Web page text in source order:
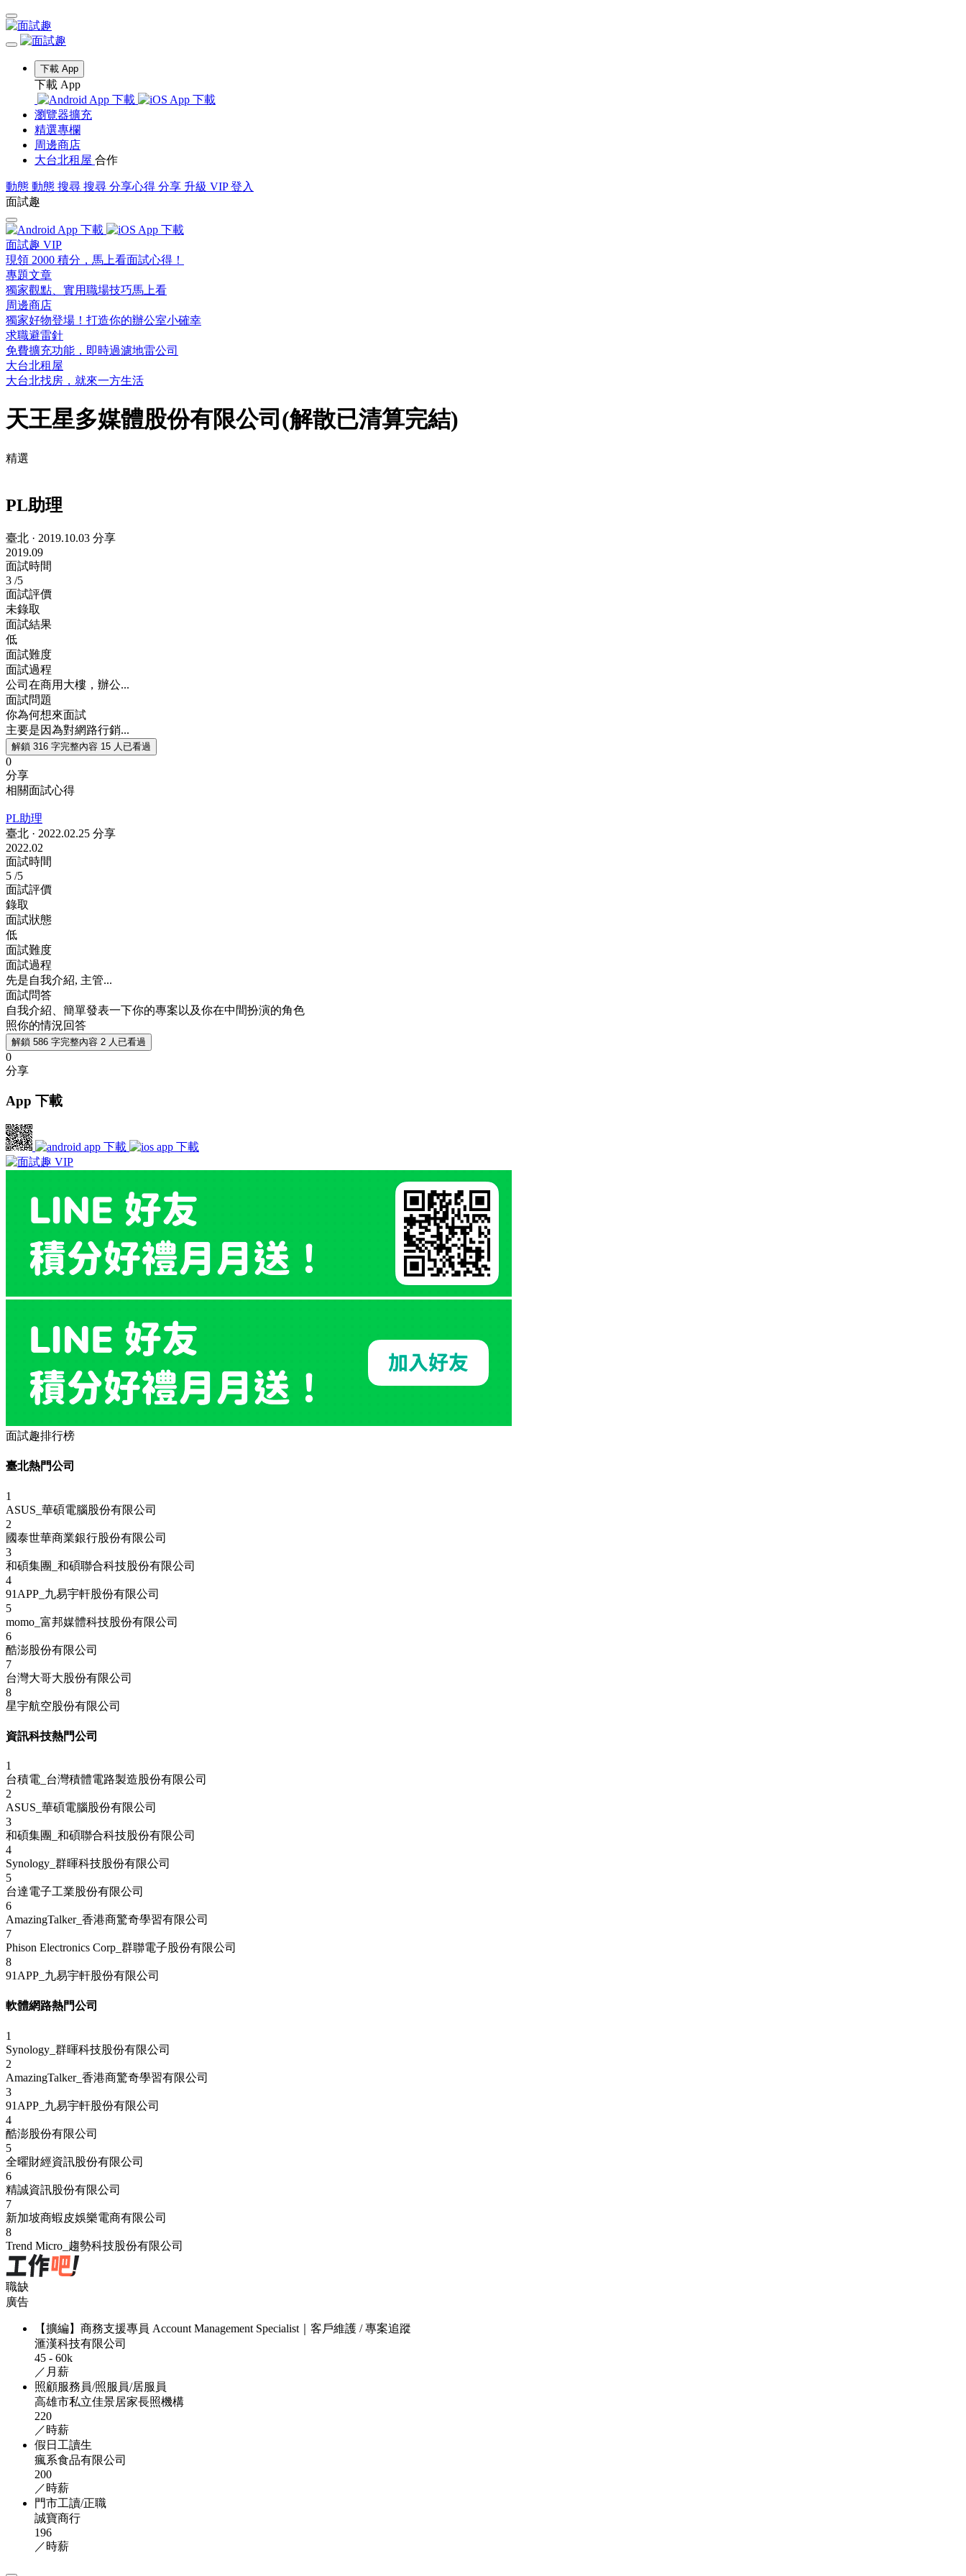
下載 App
下載 App
瀏覽器擴充
精選專欄
周邊商店
大台北租屋 合作
動態 動態 搜尋 搜尋 分享心得 分享 升級 VIP 登入
面試趣
面試趣 VIP
現領 2000 積分，馬上看面試心得！
專題文章
獨家觀點、實用職場技巧馬上看
周邊商店
獨家好物登場！打造你的辦公室小確幸
求職避雷針
免費擴充功能，即時過濾地雷公司
大台北租屋
大台北找房，就來一方生活
天王星多媒體股份有限公司(解散已清算完結)
精選
PL助理
臺北 · 2019.10.03 分享
2019.09
面試時間
3 /5
面試評價
未錄取
面試結果
低
面試難度
面試過程
公司在商用大樓，辦公...
面試問題
你為何想來面試
主要是因為對網路行銷...
解鎖 316 字完整內容 15 人已看過
0
分享
相關面試心得
PL助理
臺北 · 2022.02.25 分享
2022.02
面試時間
5 /5
面試評價
錄取
面試狀態
低
面試難度
面試過程
先是自我介紹, 主管...
面試問答
自我介紹、簡單發表一下你的專案以及你在中間扮演的角色
照你的情況回答
解鎖 586 字完整內容 2 人已看過
0
分享
App 下載
面試趣排行榜
臺北熱門公司
1
ASUS_華碩電腦股份有限公司
2
國泰世華商業銀行股份有限公司
3
和碩集團_和碩聯合科技股份有限公司
4
91APP_九易宇軒股份有限公司
5
momo_富邦媒體科技股份有限公司
6
酷澎股份有限公司
7
台灣大哥大股份有限公司
8
星宇航空股份有限公司
資訊科技熱門公司
1
台積電_台灣積體電路製造股份有限公司
2
ASUS_華碩電腦股份有限公司
3
和碩集團_和碩聯合科技股份有限公司
4
Synology_群暉科技股份有限公司
5
台達電子工業股份有限公司
6
AmazingTalker_香港商驚奇學習有限公司
7
Phison Electronics Corp_群聯電子股份有限公司
8
91APP_九易宇軒股份有限公司
軟體網路熱門公司
1
Synology_群暉科技股份有限公司
2
AmazingTalker_香港商驚奇學習有限公司
3
91APP_九易宇軒股份有限公司
4
酷澎股份有限公司
5
全曜財經資訊股份有限公司
6
精誠資訊股份有限公司
7
新加坡商蝦皮娛樂電商有限公司
8
Trend Micro_趨勢科技股份有限公司
職缺
廣告
【擴編】商務支援專員 Account Management Specialist｜客戶維護 / 專案追蹤
滙漢科技有限公司
45 - 60k
／月薪
照顧服務員/照服員/居服員
高雄市私立佳景居家長照機構
220
／時薪
假日工讀生
瘋系食品有限公司
200
／時薪
門市工讀/正職
誠寶商行
196
／時薪